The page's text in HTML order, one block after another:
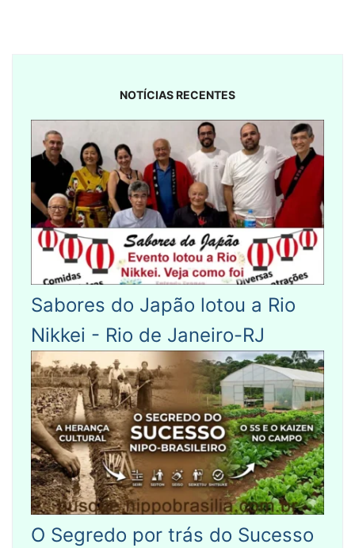
NOTÍCIAS RECENTES
Sabores do Japão lotou a Rio
Nikkei - Rio de Janeiro-RJ
O Segredo por trás do Sucesso